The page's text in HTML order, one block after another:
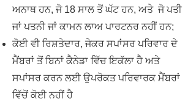
ਅਨਾਥ ਹਨ, ਜੋ 18 ਸਾਲ ਤੋਂ ਘੱਟ ਹਨ, ਅਤੇ ਜੋ ਪਤੀ
ਜਾਂ ਪਤਨੀ ਜਾਂ ਕਾਮਨ ਲਾਅ ਪਾਰਟਨਰ ਨਹੀਂ ਹਨ;
ਕੋਈ ਵੀ ਰਿਸ਼ਤੇਦਾਰ, ਜੇਕਰ ਸਪਾਂਸਰ ਪਰਿਵਾਰ ਦੇ
ਮੈਂਬਰਾਂ ਤੋਂ ਬਿਨਾਂ ਕੈਨੇਡਾ ਵਿੱਚ ਇਕੱਲਾ ਹੈ ਅਤੇ
ਸਪਾਂਸਰ ਕਰਨ ਲਈ ਉਪਰੋਕਤ ਪਰਿਵਾਰਕ ਮੈਂਬਰਾਂ
ਵਿੱਚੋਂ ਕੋਈ ਨਹੀਂ ਹੈ